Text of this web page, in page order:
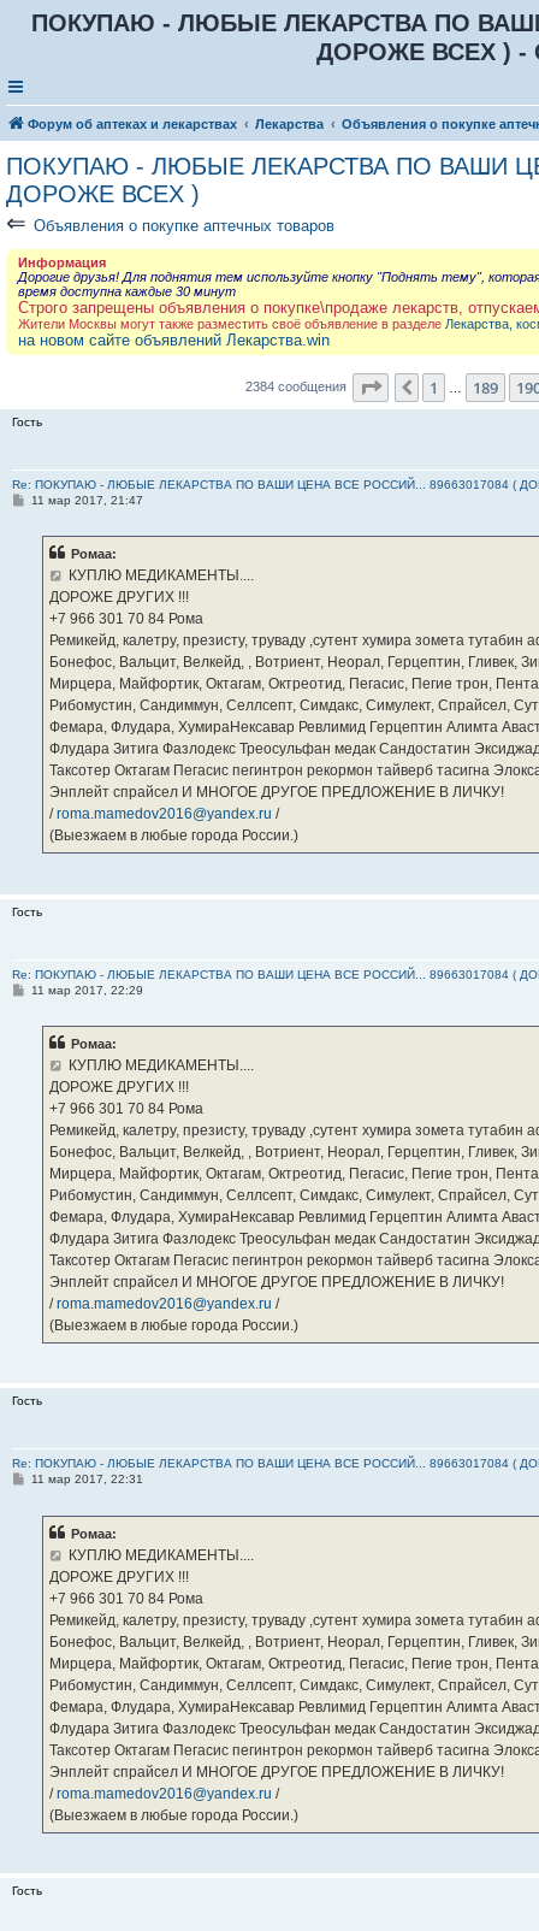
ПОКУПАЮ - ЛЮБЫЕ ЛЕКАРСТВА ПО ВАШИ
ДОРОЖЕ ВСЕХ ) -
Форум об аптеках и лекарствах Лекарства Объявления о покупке
ПОКУПАЮ - ЛЮБЫЕ ЛЕКАРСТВА ПО ВАШИ
ДОРОЖЕ ВСЕХ )
⇐ Объявления о покупке аптечных товаров
Информация
Дорогие друзья! Для поднятия тем используйте кнопку "Поднять тему",
время доступна каждые 30 минут
Строго запрещены объявления о покупке\продаже лекарств,
Жители Москвы могут также разместить своё объявление в разделе Лекарства,
на новом сайте объявлений Лекарства.win
2384 сообщения Страница 191из
Пред.
1 189
Гость
Re: ПОКУПАЮ - ЛЮБЫЕ ЛЕКАРСТВА ПО ВАШИ ЦЕНА ВСЕ РОССИЙ... 89663017084 (
С11 мар 2017, 21:47
Ромаа:
КУПЛЮ МЕДИКАМЕНТЫ....
ДОРОЖЕ ДРУГИХ !!!
‪+7 966 301 70 84‬ Рома
Ремикейд, калетру, презисту, труваду ,сутент хумира зомета
Бонефос, Вальцит, Велкейд, , Вотриент, Неорал, Герцептин, Гливек,
Мирцера, Майфортик, Октагам, Октреотид, Пегасис, Пегие трон,
Рибомустин, Сандиммун, Селлсепт, Симдакс, Симулект, Спрайсел,
Фемара, Флудара, ХумираНексавар Ревлимид Герцептин Алимта
Флудара Зитига Фазлодекс Треосульфан медак Сандостатин
Таксотер Октагам Пегасис пегинтрон рекормон тайверб тасигна
Энплейт спрайсел И МНОГОЕ ДРУГОЕ ПРЕДЛОЖЕНИЕ В ЛИЧКУ!
/roma.mamedov2016@yandex.ru /
(Выезжаем в любые города России.)
Гость
Re: ПОКУПАЮ - ЛЮБЫЕ ЛЕКАРСТВА ПО ВАШИ ЦЕНА ВСЕ РОССИЙ... 89663017084 (
С11 мар 2017, 22:29
Ромаа:
КУПЛЮ МЕДИКАМЕНТЫ....
ДОРОЖЕ ДРУГИХ !!!
‪+7 966 301 70 84‬ Рома
Ремикейд, калетру, презисту, труваду ,сутент хумира зомета
Бонефос, Вальцит, Велкейд, , Вотриент, Неорал, Герцептин, Гливек,
Мирцера, Майфортик, Октагам, Октреотид, Пегасис, Пегие трон,
Рибомустин, Сандиммун, Селлсепт, Симдакс, Симулект, Спрайсел,
Фемара, Флудара, ХумираНексавар Ревлимид Герцептин Алимта
Флудара Зитига Фазлодекс Треосульфан медак Сандостатин
Таксотер Октагам Пегасис пегинтрон рекормон тайверб тасигна
Энплейт спрайсел И МНОГОЕ ДРУГОЕ ПРЕДЛОЖЕНИЕ В ЛИЧКУ!
/roma.mamedov2016@yandex.ru /
(Выезжаем в любые города России.)
Гость
Re: ПОКУПАЮ - ЛЮБЫЕ ЛЕКАРСТВА ПО ВАШИ ЦЕНА ВСЕ РОССИЙ... 89663017084 (
С11 мар 2017, 22:31
Ромаа:
КУПЛЮ МЕДИКАМЕНТЫ....
ДОРОЖЕ ДРУГИХ !!!
‪+7 966 301 70 84‬ Рома
Ремикейд, калетру, презисту, труваду ,сутент хумира зомета
Бонефос, Вальцит, Велкейд, , Вотриент, Неорал, Герцептин, Гливек,
Мирцера, Майфортик, Октагам, Октреотид, Пегасис, Пегие трон,
Рибомустин, Сандиммун, Селлсепт, Симдакс, Симулект, Спрайсел,
Фемара, Флудара, ХумираНексавар Ревлимид Герцептин Алимта
Флудара Зитига Фазлодекс Треосульфан медак Сандостатин
Таксотер Октагам Пегасис пегинтрон рекормон тайверб тасигна
Энплейт спрайсел И МНОГОЕ ДРУГОЕ ПРЕДЛОЖЕНИЕ В ЛИЧКУ!
/roma.mamedov2016@yandex.ru /
(Выезжаем в любые города России.)
Гость